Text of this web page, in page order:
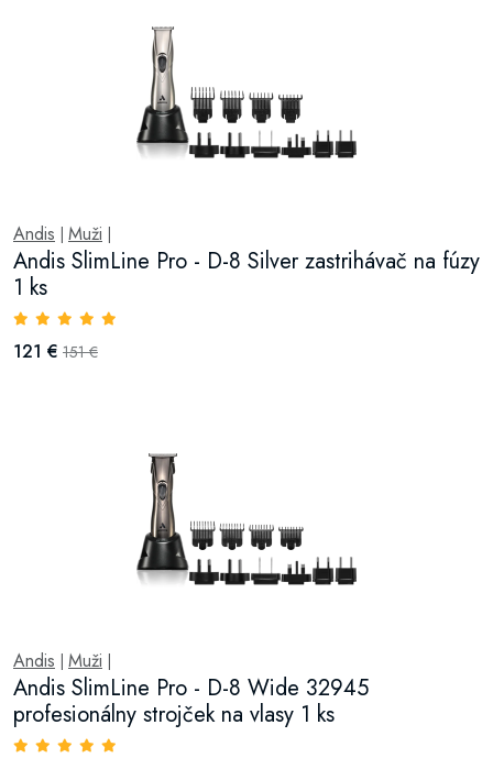
Andis Muži
Andis SlimLine Pro - D-8 Silver zastrihávač na fúzy
1 ks
121 € 151 €
Andis Muži
Andis SlimLine Pro - D-8 Wide 32945
profesionálny strojček na vlasy 1 ks